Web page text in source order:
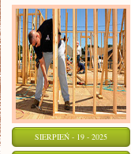
SIERPIEŃ - 19 - 2025